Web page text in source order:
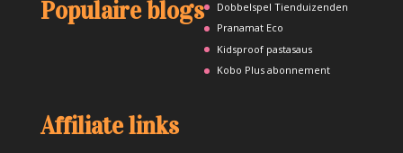
Populaire blogs
Dobbelspel Tienduizenden
Pranamat Eco
Kidsproof pastasaus
Kobo Plus abonnement
Affiliate links